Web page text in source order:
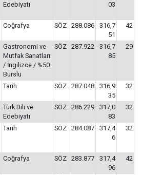
Edebiyatı
03
Coğrafya SÖZ 288.086
316,7
51
42
Gastronomi ve
Mutfak Sanatları
/ İngilizce / %50
Burslu
SÖZ 287.922
316,7
85
29
Tarih SÖZ 287.048
316,9
35
32
Türk Dili ve
Edebiyatı
SÖZ 286.229
317,0
83
32
Tarih SÖZ 284.087
317,4
6
32
Coğrafya SÖZ 283.877
317,4
96
42